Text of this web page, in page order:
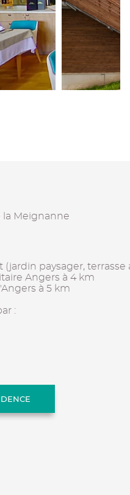
la Meignanne
paysager, terrasse
Angers à 4 km
à 5 km
: